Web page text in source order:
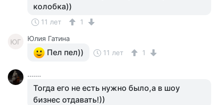
колобка))
11 лет 1
ЮГ Юлия Гатина
Пел пел)) 11 лет 1
.......
Тогда его не есть нужно было,а в шоу
бизнес отдавать!))